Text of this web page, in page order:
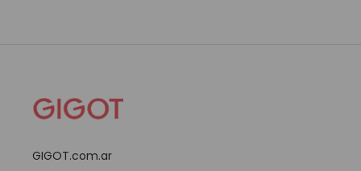
GIGOT.com.ar